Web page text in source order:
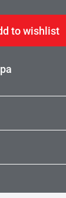
to wishlist